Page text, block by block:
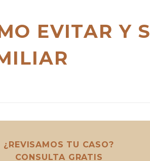
EVITAR Y
¿REVISAMOS TU CASO?
CONSULTA GRATIS